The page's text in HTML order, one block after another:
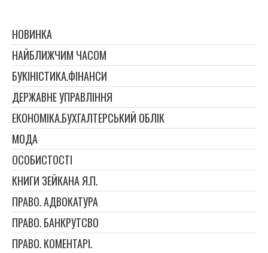
НОВИНКА
НАЙБЛИЖЧИМ ЧАСОМ
БУКІНІСТИКА.ФІНАНСИ
ДЕРЖАВНЕ УПРАВЛІННЯ
ЕКОНОМІКА.БУХГАЛТЕРСЬКИЙ ОБЛІК
МОДА
ОСОБИСТОСТІ
КНИГИ ЗЕЙКАНА Я.П.
ПРАВО. АДВОКАТУРА
ПРАВО. БАНКРУТСВО
ПРАВО. КОМЕНТАРІ.